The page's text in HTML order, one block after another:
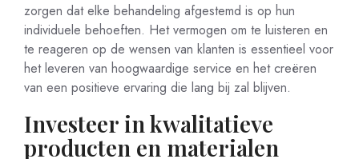
zorgen dat elke behandeling afgestemd is op hun
individuele behoeften. Het vermogen om te luisteren en
te reageren op de wensen van klanten is essentieel voor
het leveren van hoogwaardige service en het creëren
van een positieve ervaring die lang bij zal blijven.
Investeer in kwalitatieve
producten en materialen